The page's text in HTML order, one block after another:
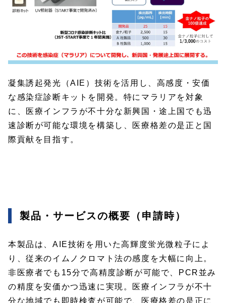
凝集誘起発光（AIE）技術を活用し、高感度・安価
な感染症診断キットを開発。特にマラリアを対象
に、医療インフラが不十分な新興国・途上国でも迅
速診断が可能な環境を構築し、医療格差の是正と国
際貢献を目指す。
製品・サービスの概要（申請時）
本製品は、AIE技術を用いた高輝度蛍光微粒子によ
り、従来のイムノクロマト法の感度を大幅に向上。
非医療者でも15分で高精度診断が可能で、PCR並み
の精度を安価かつ迅速に実現。医療インフラが不十
分な地域でも即時検査が可能で、医療格差の是正に